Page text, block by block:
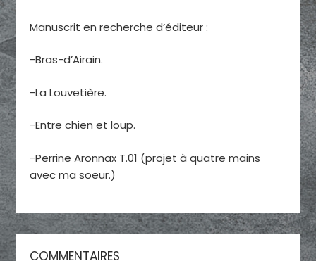
Manuscrit en recherche d’éditeur :
-Bras-d’Airain.
-La Louvetière.
-Entre chien et loup.
-Perrine Aronnax T.01 (projet à quatre mains
avec ma soeur.)
COMMENTAIRES